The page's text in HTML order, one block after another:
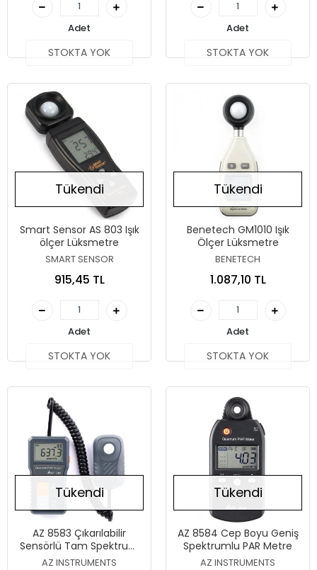
Adet
STOKTA YOK
Adet
STOKTA YOK
Tükendi
Smart Sensor AS 803 Işık
ölçer Lüksmetre
SMART SENSOR
915,45 TL
Adet
STOKTA YOK
Tükendi
Benetech GM1010 Işık
Ölçer Lüksmetre
BENETECH
1.087,10 TL
Adet
STOKTA YOK
Tükendi
AZ 8583 Çıkarılabilir
Sensörlü Tam Spektrum
PAR Metre
AZ INSTRUMENTS
Tükendi
AZ 8584 Cep Boyu Geniş
Spektrumlu PAR Metre
AZ INSTRUMENTS